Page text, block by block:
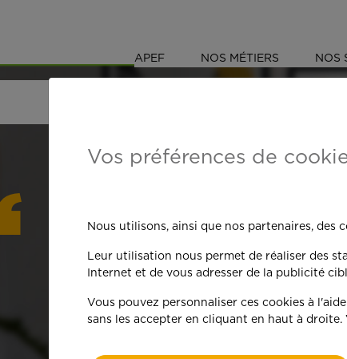
APEF NOS MÉTIERS NOS
On est
quand on y
Vos préférences de
Nous utilisons, ainsi que nos partenaires, des
Leur utilisation nous permet de réaliser des
Internet et de vous adresser de la publicité
Vous pouvez personnaliser ces cookies à
sans les accepter en cliquant en haut à